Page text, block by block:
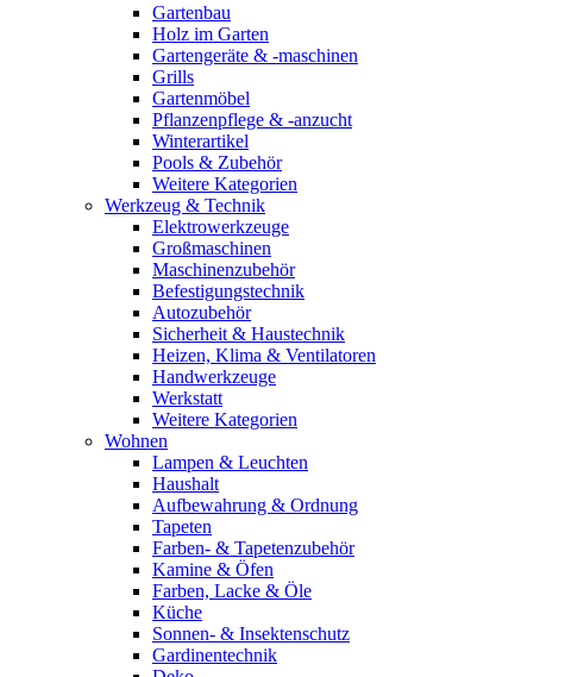
Gartenbau
Holz im Garten
Gartengeräte & -maschinen
Grills
Gartenmöbel
Pflanzenpflege & -anzucht
Winterartikel
Pools & Zubehör
Weitere Kategorien
Werkzeug & Technik
Elektrowerkzeuge
Großmaschinen
Maschinenzubehör
Befestigungstechnik
Autozubehör
Sicherheit & Haustechnik
Heizen, Klima & Ventilatoren
Handwerkzeuge
Werkstatt
Weitere Kategorien
Wohnen
Lampen & Leuchten
Haushalt
Aufbewahrung & Ordnung
Tapeten
Farben- & Tapetenzubehör
Kamine & Öfen
Farben, Lacke & Öle
Küche
Sonnen- & Insektenschutz
Gardinentechnik